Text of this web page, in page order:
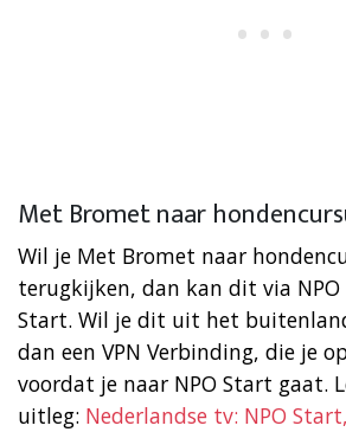
Met Bromet naar
Wil je Met Bromet naar
terugkijken, dan kan dit via NPO
Start. Wil je dit uit het
dan een VPN Verbinding, die je
voordat je naar NPO Start gaat.
uitleg: Nederlandse tv: NPO